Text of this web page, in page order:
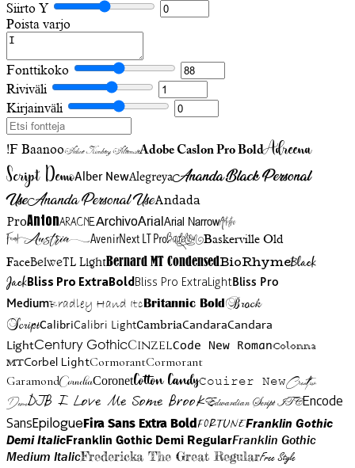
Siirto Y
Poista varjo
Fonttikoko
Riviväli
Kirjainväli
!F BaanooAdine Kirnberg AlternateAdobe Caslon Pro BoldAdreena
Script DemoAlber NewAlegreyaAnanda Black Personal
UseAnanda Personal UseAndada
ProAntonAracneArchivoArialArial NarrowArtistic
FriendAustriaAvenirNext LT ProBadelionBaskerville Old
FaceBelweTL LightBernard MT CondensedBioRhymeBlack
JackBliss Pro ExtraBoldBliss Pro ExtraLightBliss Pro
MediumBradley Hand Itc Britannic Bold Brock
ScriptCalibriCalibri LightCambriaCandaraCandara
LightCentury GothicCinzelCode New RomanColonna
MTCorbel LightCormorantCormorant
GaramondCorneliaCoronetCotton CandyCouirer NewCreattion
DemoDJB I Love Me Some BrookEdwardian Script ITCEncode
SansEpilogueFira Sans Extra BoldFortuneFranklin Gothic
Demi ItalicFranklin Gothic Demi RegularFranklin Gothic
Medium ItalicFredericka The Great RegularFree Style